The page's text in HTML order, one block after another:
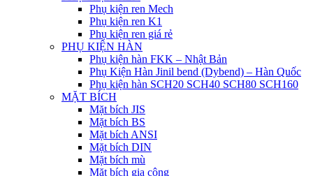
Phụ kiện ren Mech
Phụ kiện ren K1
Phụ kiện ren giá rẻ
PHỤ KIỆN HÀN
Phụ kiện hàn FKK – Nhật Bản
Phụ Kiện Hàn Jinil bend (Dybend) – Hàn Quốc
Phụ kiện hàn SCH20 SCH40 SCH80 SCH160
MẶT BÍCH
Mặt bích JIS
Mặt bích BS
Mặt bích ANSI
Mặt bích DIN
Mặt bích mù
Mặt bích gia công